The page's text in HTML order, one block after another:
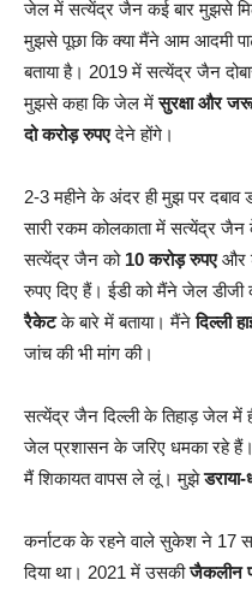
जेल में सत्येंद्र जैन कई बार मुझसे
मुझसे पूछा कि क्या मैंने आम आदमी
बताया है। 2019 में सत्येंद्र जैन
मुझसे कहा कि जेल मेंसुरक्षा और
दो करोड़ रुपएदेने होंगे।
2-3 महीने के अंदर ही मुझ पर
सारी रकम कोलकाता में सत्येंद्र जैन
सत्येंद्र जैन को 10 करोड़ रुपएऔर
रुपए दिए हैं। ईडी को मैंने जेल डीजी
रैकेटके बारे में बताया। मैंनेदिल्ली
जांच की भी मांग की।
सत्येंद्र जैन दिल्ली के तिहाड़ जेल में
जेल प्रशासन के जरिए धमका रहे
मैं शिकायत वापस ले लूं। मुझे
कर्नाटक के रहने वाले सुकेश ने 17
दिया था। 2021 में उसकीजैकलीन